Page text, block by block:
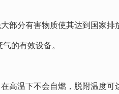
分有害物质使其达到国家排
的有效设备。
温下不会自燃，脱附温度可